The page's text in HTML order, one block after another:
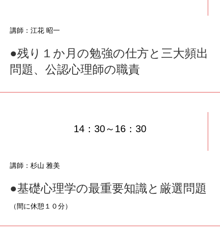
講師：江花 昭一
●残り１か月の勉強の仕方と三大頻出
問題、公認心理師の職責
14：30～16：30
講師：杉山 雅美
●基礎心理学の最重要知識と厳選問題
（間に休憩１０分）